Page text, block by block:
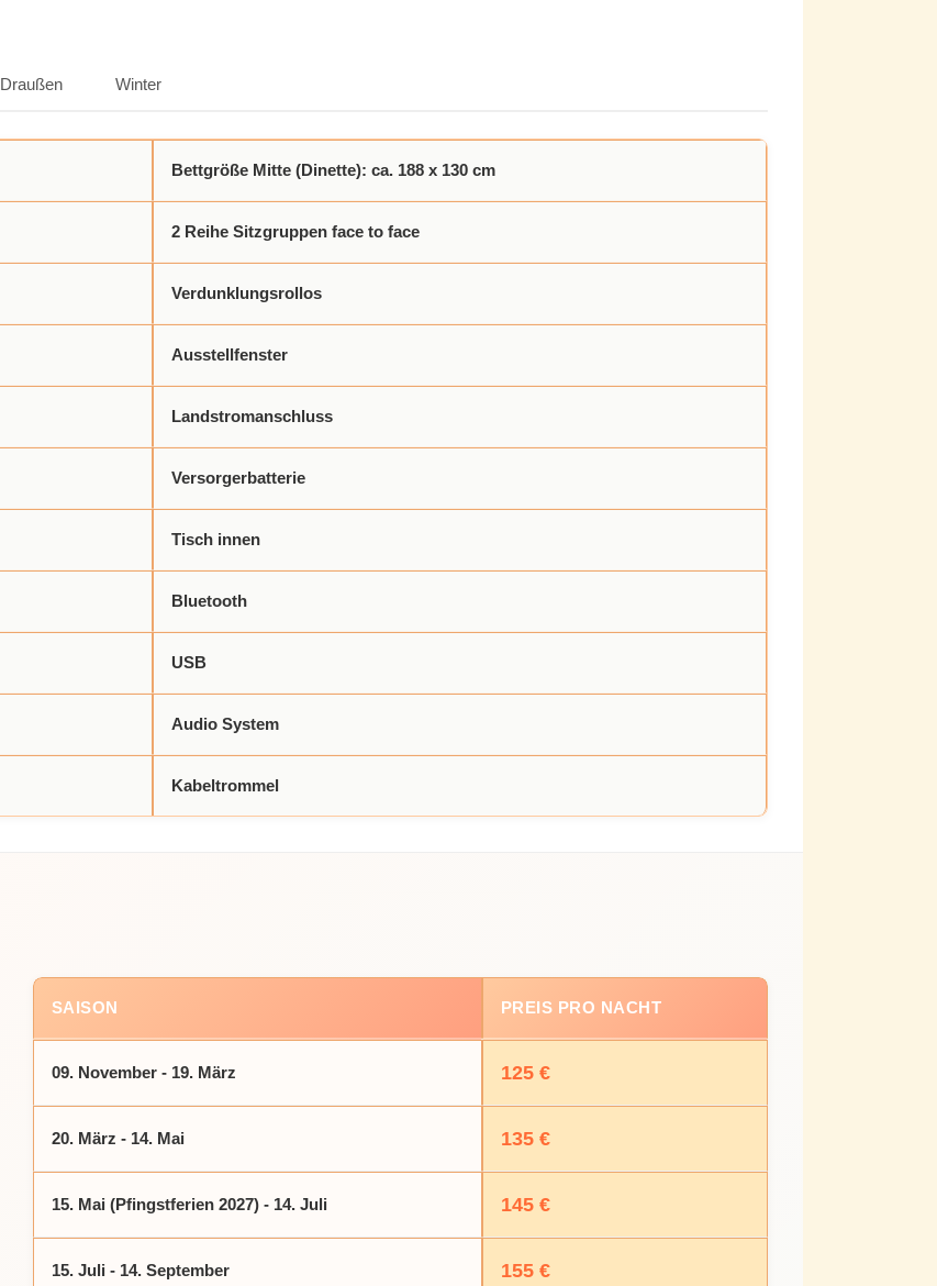
Draußen Winter
Bettgröße Mitte (Dinette): ca. 188 x 130 cm
2 Reihe Sitzgruppen face to face
Verdunklungsrollos
Ausstellfenster
Landstromanschluss
Versorgerbatterie
Tisch innen
Bluetooth
USB
Audio System
Kabeltrommel
SAISON PREIS PRO NACHT
09. November - 19. März 125 €
20. März - 14. Mai 135 €
15. Mai (Pfingstferien 2027) - 14. Juli 145 €
15. Juli - 14. September 155 €